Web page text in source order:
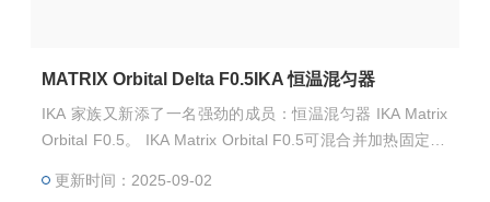
MATRIX Orbital Delta F0.5IKA 恒温混匀器
IKA 家族又新添了一名强劲的成员：恒温混匀器 IKA Matrix
Orbital F0.5。 IKA Matrix Orbital F0.5可混合并加热固定24
RNA 样品或者 ELISA 试验等样品，甚至微量的的实验室应
更新时间：2025-09-02